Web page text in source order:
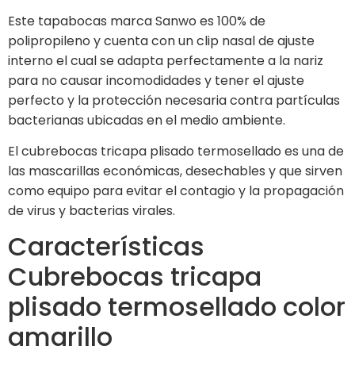
Este tapabocas marca Sanwo es 100% de
polipropileno y cuenta con un clip nasal de ajuste
interno el cual se adapta perfectamente a la nariz
para no causar incomodidades y tener el ajuste
perfecto y la protección necesaria contra partículas
bacterianas ubicadas en el medio ambiente.
El cubrebocas tricapa plisado termosellado es una de
las mascarillas económicas, desechables y que sirven
como equipo para evitar el contagio y la propagación
de virus y bacterias virales.
Características
Cubrebocas tricapa
plisado termosellado color
amarillo